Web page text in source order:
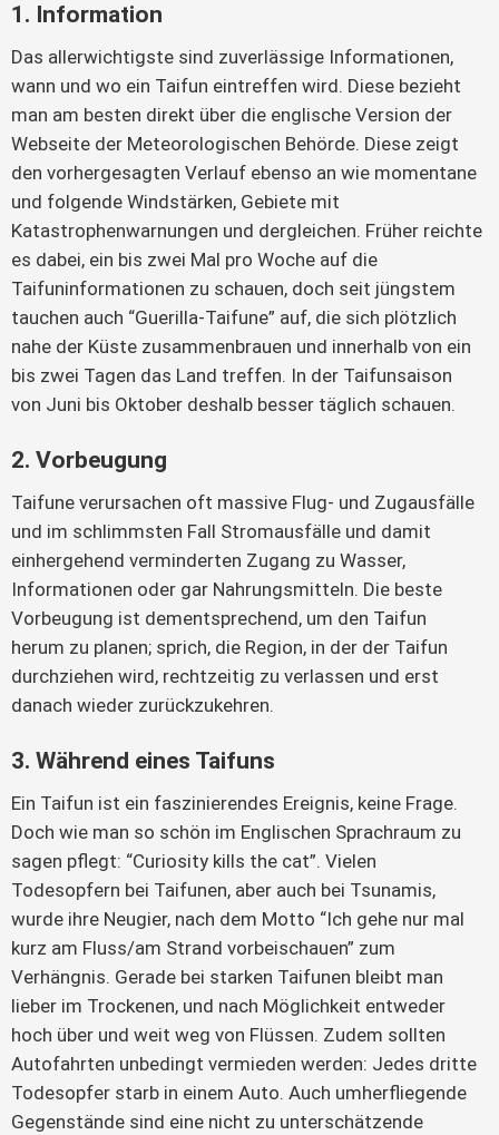
1. Information
Das allerwichtigste sind zuverlässige Informationen,
wann und wo ein Taifun eintreffen wird. Diese bezieht
man am besten direkt über die englische Version der
Webseite der Meteorologischen Behörde. Diese zeigt
den vorhergesagten Verlauf ebenso an wie momentane
und folgende Windstärken, Gebiete mit
Katastrophenwarnungen und dergleichen. Früher reichte
es dabei, ein bis zwei Mal pro Woche auf die
Taifuninformationen zu schauen, doch seit jüngstem
tauchen auch “Guerilla-Taifune” auf, die sich plötzlich
nahe der Küste zusammenbrauen und innerhalb von ein
bis zwei Tagen das Land treffen. In der Taifunsaison
von Juni bis Oktober deshalb besser täglich schauen.
2. Vorbeugung
Taifune verursachen oft massive Flug- und Zugausfälle
und im schlimmsten Fall Stromausfälle und damit
einhergehend verminderten Zugang zu Wasser,
Informationen oder gar Nahrungsmitteln. Die beste
Vorbeugung ist dementsprechend, um den Taifun
herum zu planen; sprich, die Region, in der der Taifun
durchziehen wird, rechtzeitig zu verlassen und erst
danach wieder zurückzukehren.
3. Während eines Taifuns
Ein Taifun ist ein faszinierendes Ereignis, keine Frage.
Doch wie man so schön im Englischen Sprachraum zu
sagen pflegt: “Curiosity kills the cat”. Vielen
Todesopfern bei Taifunen, aber auch bei Tsunamis,
wurde ihre Neugier, nach dem Motto “Ich gehe nur mal
kurz am Fluss/am Strand vorbeischauen” zum
Verhängnis. Gerade bei starken Taifunen bleibt man
lieber im Trockenen, und nach Möglichkeit entweder
hoch über und weit weg von Flüssen. Zudem sollten
Autofahrten unbedingt vermieden werden: Jedes dritte
Todesopfer starb in einem Auto. Auch umherfliegende
Gegenstände sind eine nicht zu unterschätzende